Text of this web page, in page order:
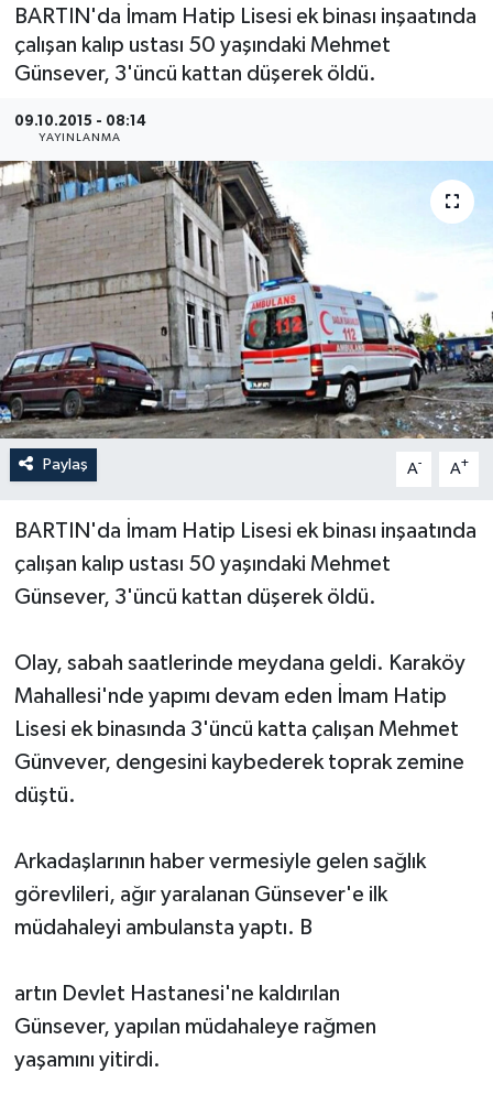
BARTIN'da İmam Hatip Lisesi ek binası inşaatında
çalışan kalıp ustası 50 yaşındaki Mehmet
Günsever, 3'üncü kattan düşerek öldü.
09.10.2015 - 08:14
YAYINLANMA
Paylaş A- A+
BARTIN'da İmam Hatip Lisesi ek binası inşaatında
çalışan kalıp ustası 50 yaşındaki Mehmet
Günsever, 3'üncü kattan düşerek öldü.
Olay, sabah saatlerinde meydana geldi. Karaköy
Mahallesi'nde yapımı devam eden İmam Hatip
Lisesi ek binasında 3'üncü katta çalışan Mehmet
Günvever, dengesini kaybederek toprak zemine
düştü.
Arkadaşlarının haber vermesiyle gelen sağlık
görevlileri, ağır yaralanan Günsever'e ilk
müdahaleyi ambulansta yaptı. B
artın Devlet Hastanesi'ne kaldırılan
Günsever, yapılan müdahaleye rağmen
yaşamını yitirdi.
Medya
Sivil Toplum
Siyaset
Spor
Tarım
Turizm
DÜNYA
YEREL